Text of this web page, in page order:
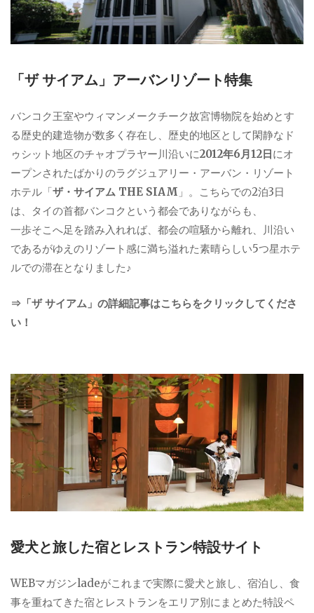
「ザ サイアム」アーバンリゾート特集
バンコク王室やウィマンメークチーク故宮博物院を始めとす
る歴史的建造物が数多く存在し、歴史的地区として閑静なド
ゥシット地区のチャオプラヤー川沿いに2012年6月12日にオ
ープンされたばかりのラグジュアリー・アーバン・リゾート
ホテル「ザ・サイアム THE SIAM 」。こちらでの2泊3日
は、タイの首都バンコクという都会でありながらも、
一歩そこへ足を踏み入れれば、都会の喧騒から離れ、川沿い
であるがゆえのリゾート感に満ち溢れた素晴らしい5つ星ホテ
ルでの滞在となりました♪
⇒「ザ サイアム」の詳細記事はこちらをクリックしてくださ
い！
愛犬と旅した宿とレストラン特設サイト
WEBマガジンladeがこれまで実際に愛犬と旅し、宿泊し、食
事を重ねてきた宿とレストランをエリア別にまとめた特設ペ